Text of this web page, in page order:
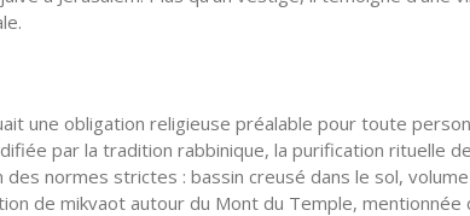
une obligation religieuse préalable pour toute
par la tradition rabbinique, la purification rituelle
normes strictes : bassin creusé dans le sol, volume
de mikvaot autour du Mont du Temple, mentionnée